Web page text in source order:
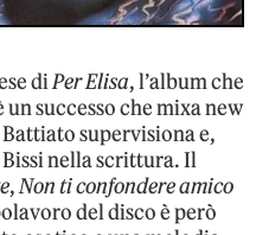
diPer Elisa, l’album che
successo che mixa new
supervisiona e,
nella scrittura. Il
,Non ti confondere amico
del disco è però